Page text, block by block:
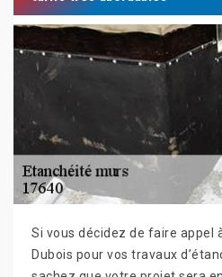
Si vous décidez de faire appel
Dubois pour vos travaux